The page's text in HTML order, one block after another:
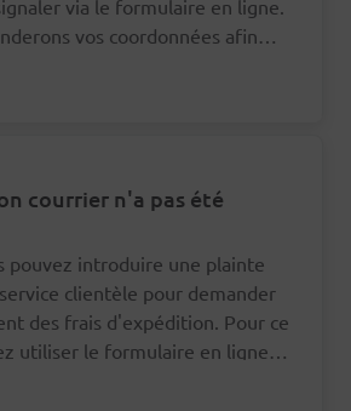
via le formulaire en ligne.
vos coordonnées afin
courrier n'a pas été
pouvez introduire une plainte
clientèle pour demander
des frais d'expédition. Pour ce
utiliser le formulaire en ligne